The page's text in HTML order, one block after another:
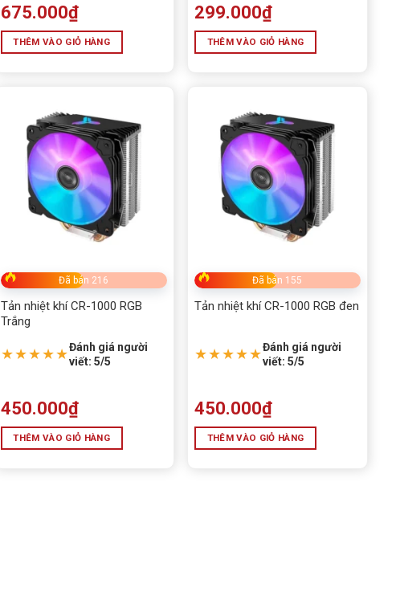
675.000₫
THÊM VÀO GIỎ HÀNG
299.000₫
THÊM VÀO GIỎ HÀNG
Đã bán 216
Tản nhiệt khí CR-1000 RGB
Trắng
★★★★★Đánh giá người
viết: 5/5
450.000₫
THÊM VÀO GIỎ HÀNG
Đã bán 155
Tản nhiệt khí CR-1000 RGB đen
★★★★★Đánh giá người
viết: 5/5
450.000₫
THÊM VÀO GIỎ HÀNG